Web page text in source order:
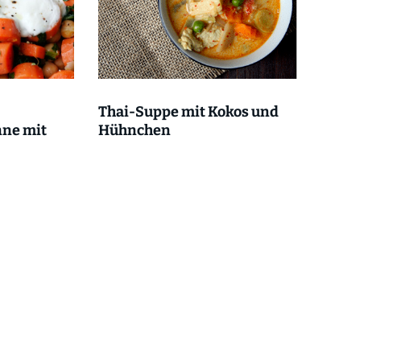
mit
Thai-Suppe mit Kokos und
Hühnchen